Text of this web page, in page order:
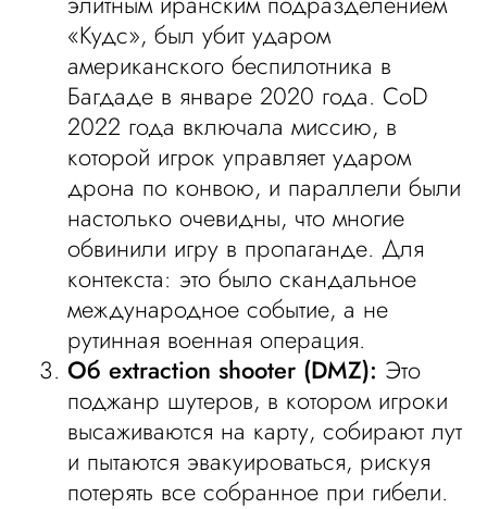
«Кудс», был убит ударом
американского беспилотника в
Багдаде в январе 2020 года. CoD
2022 года включала миссию, в
которой игрок управляет ударом
дрона по конвою, и параллели были
настолько очевидны, что многие
обвинили игру в пропаганде. Для
контекста: это было скандальное
международное событие, а не
рутинная военная операция.
Об extraction shooter (DMZ): Это
поджанр шутеров, в котором игроки
высаживаются на карту, собирают лут
и пытаются эвакуироваться, рискуя
потерять все собранное при гибели.